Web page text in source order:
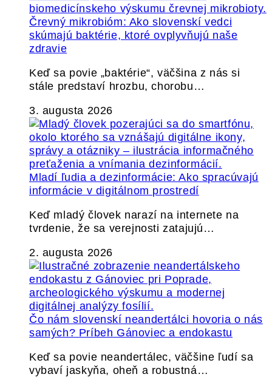
Črevný mikrobióm: Ako slovenskí vedci
skúmajú baktérie, ktoré ovplyvňujú naše
zdravie
Keď sa povie „baktérie“, väčšina z nás si
stále predstaví hrozbu, chorobu…
3. augusta 2026
Mladí ľudia a dezinformácie: Ako spracúvajú
informácie v digitálnom prostredí
Keď mladý človek narazí na internete na
tvrdenie, že sa verejnosti zatajujú…
2. augusta 2026
Čo nám slovenskí neandertálci hovoria o nás
samých? Príbeh Gánoviec a endokastu
Keď sa povie neandertálec, väčšine ľudí sa
vybaví jaskyňa, oheň a robustná…